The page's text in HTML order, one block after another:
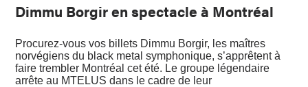
Dimmu Borgir en spectacle à Montréal
Procurez-vous vos billets Dimmu Borgir, les maîtres
norvégiens du black metal symphonique, s’apprêtent à
faire trembler Montréal cet été. Le groupe légendaire
arrête au MTELUS dans le cadre de leur